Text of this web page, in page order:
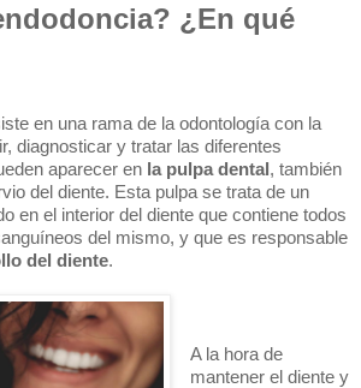
¿En qué
en una rama de la odontología con la
diagnosticar y tratar las diferentes
aparecer en la pulpa dental , también
del diente. Esta pulpa se trata de un
en el interior del diente que contiene todos
del mismo, y que es responsable
del diente.
A la hora de
mantener el diente y